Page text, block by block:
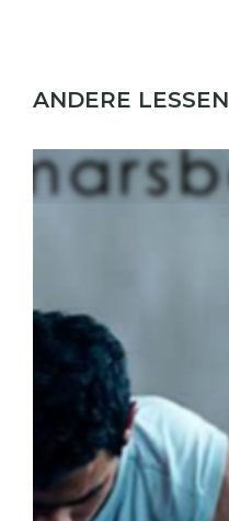
ANDERE LESSEN